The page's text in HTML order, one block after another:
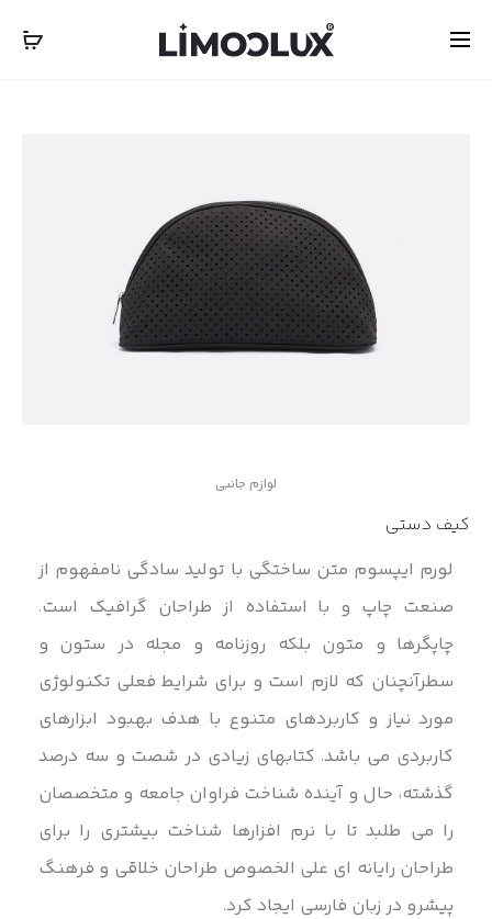
بستن
لوازم جانبی
کیف دستی
لورم ایپسوم متن ساختگی با تولید سادگی نامفهوم از
صنعت چاپ و با استفاده از طراحان گرافیک است.
چاپگرها و متون بلکه روزنامه و مجله در ستون و
سطرآنچنان که لازم است و برای شرایط فعلی تکنولوژی
مورد نیاز و کاربردهای متنوع با هدف بهبود ابزارهای
کاربردی می باشد. کتابهای زیادی در شصت و سه درصد
گذشته، حال و آینده شناخت فراوان جامعه و متخصصان
را می طلبد تا با نرم افزارها شناخت بیشتری را برای
طراحان رایانه ای علی الخصوص طراحان خلاقی و فرهنگ
پیشرو در زبان فارسی ایجاد کرد.